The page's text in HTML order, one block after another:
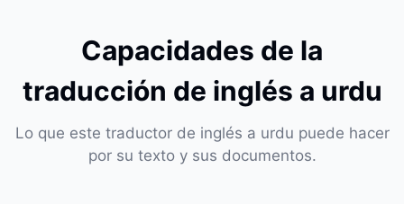
Capacidades de la
traducción de inglés a urdu
Lo que este traductor de inglés a urdu puede hacer
por su texto y sus documentos.